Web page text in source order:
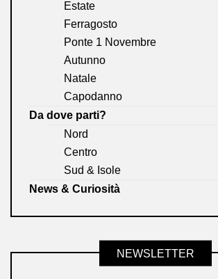
Estate
Ferragosto
Ponte 1 Novembre
Autunno
Natale
Capodanno
Da dove parti?
Nord
Centro
Sud & Isole
News & Curiosità
NEWSLETTER